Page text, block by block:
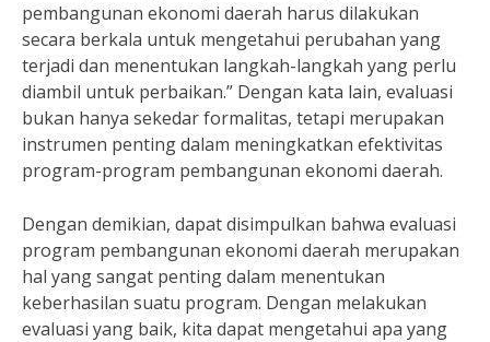
pembangunan ekonomi daerah harus dilakukan
secara berkala untuk mengetahui perubahan yang
terjadi dan menentukan langkah-langkah yang perlu
diambil untuk perbaikan.” Dengan kata lain, evaluasi
bukan hanya sekedar formalitas, tetapi merupakan
instrumen penting dalam meningkatkan efektivitas
program-program pembangunan ekonomi daerah.
Dengan demikian, dapat disimpulkan bahwa evaluasi
program pembangunan ekonomi daerah merupakan
hal yang sangat penting dalam menentukan
keberhasilan suatu program. Dengan melakukan
evaluasi yang baik, kita dapat mengetahui apa yang